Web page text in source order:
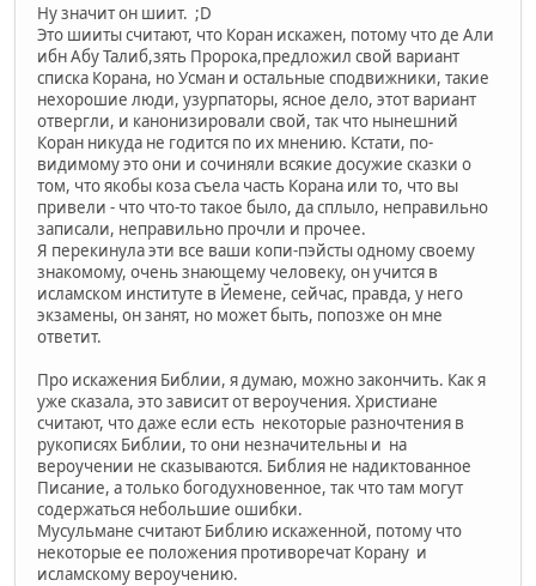
Ну значит он шиит. ;D
Это шииты считают, что Коран искажен, потому что де Али
ибн Абу Талиб,зять Пророка,предложил свой вариант
списка Корана, но Усман и остальные сподвижники, такие
нехорошие люди, узурпаторы, ясное дело, этот вариант
отвергли, и канонизировали свой, так что нынешний
Коран никуда не годится по их мнению. Кстати, по-
видимому это они и сочиняли всякие досужие сказки о
том, что якобы коза съела часть Корана или то, что вы
привели - что что-то такое было, да сплыло, неправильно
записали, неправильно прочли и прочее.
Я перекинула эти все ваши копи-пэйсты одному своему
знакомому, очень знающему человеку, он учится в
исламском институте в Йемене, сейчас, правда, у него
экзамены, он занят, но может быть, попозже он мне
ответит.
Про искажения Библии, я думаю, можно закончить. Как я
уже сказала, это зависит от вероучения. Христиане
считают, что даже если есть некоторые разночтения в
рукописях Библии, то они незначительны и на
вероучении не сказываются. Библия не надиктованное
Писание, а только богодухновенное, так что там могут
содержаться небольшие ошибки.
Мусульмане считают Библию искаженной, потому что
некоторые ее положения противоречат Корану и
исламскому вероучению.